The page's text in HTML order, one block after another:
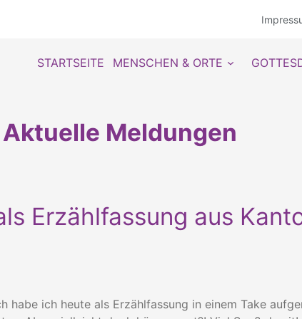
STARTSEITE MENSCHEN & ORTE
Aktuelle Meldungen
Erzählfassung aus
habe ich heute als Erzählfassung in einem Take